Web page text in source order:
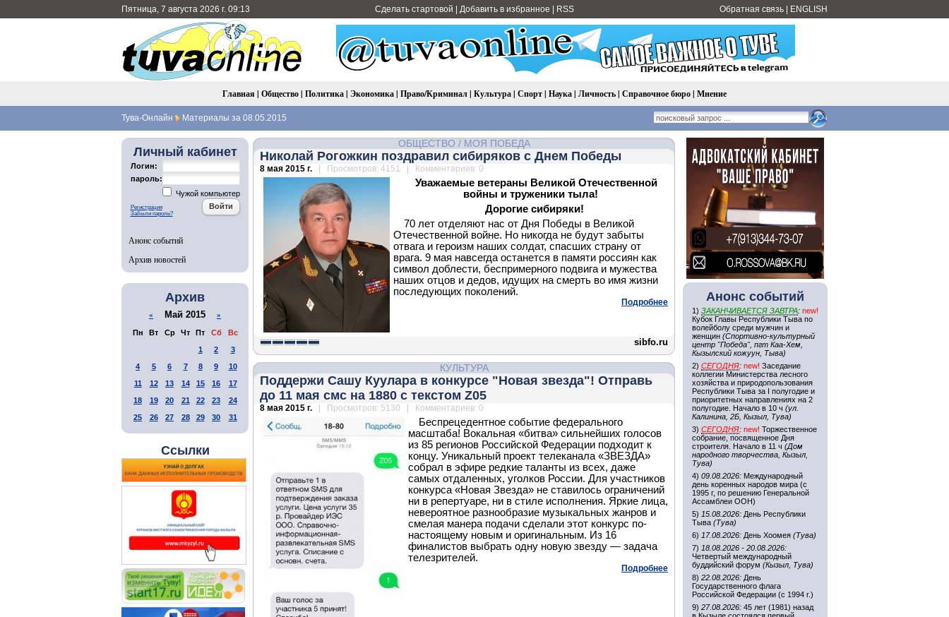
Пятница, 7 августа 2026 г. 09:13 Сделать стартовой Добавить в избранное RSS Обратная связь ENGLISH
Главная | Общество| Политика| Экономика| Право/Криминал| Культура| Спорт| Наука| Личность| Справочное бюро| Мнение
Тува-Онлайн Материалы за 08.05.2015
Личный кабинет
Логин:
пароль:
Чужой компьютер
Регистрация
Забыли пароль?
Анонс событий
Архив новостей
Архив
« Май 2015 »
Пн Вт Ср Чт Пт Сб
Вс
1
2
3
4
5 6 7 8 9
10
11
12 13 14 15 16
17
18
19 20 21 22 23
24
25
26 27 28 29 30 31
Ссылки
ОБЩЕСТВО / МОЯ ПОБЕДА
Николай Рогожкин поздравил сибиряков с Днем Победы
8 мая 2015 г. | Просмотров: 4151 | Комментариев: 0
Уважаемые ветераны Великой Отечественной
войны и труженики тыла!
Дорогие сибиряки!
70 лет отделяют нас от Дня Победы в Великой
Отечественной войне. Но никогда не будут забыты
отвага и героизм наших солдат, спасших страну от
врага. 9 мая навсегда останется в памяти россиян как
символ доблести, беспримерного подвига и мужества
наших отцов и дедов, идущих на смерть во имя жизни
последующих поколений.
Подробнее
sibfo.ru
КУЛЬТУРА
Поддержи Сашу Куулара в конкурсе "Новая звезда"! Отправь
до 11 мая смс на 1880 с текстом Z05
8 мая 2015 г. | Просмотров: 5130 | Комментариев: 0
Беспрецедентное событие федерального
масштаба! Вокальная «битва» сильнейших голосов
из 85 регионов Российской Федерации подходит к
концу. Уникальный проект телеканала «ЗВЕЗДА»
собрал в эфире редкие таланты из всех, даже
самых отдаленных, уголков России. Для участников
конкурса «Новая Звезда» не ставилось ограничений
ни в репертуаре, ни в стиле исполнения. Яркие лица,
невероятное разнообразие музыкальных жанров и
смелая манера подачи сделали этот конкурс по-
настоящему новым и оригинальным. Из 16
финалистов выбрать одну новую звезду — задача
телезрителей.
Подробнее
Анонс событий
1) ЗАКАНЧИВАЕТСЯ ЗАВТРА: new!
Кубок Главы Республики Тыва по
волейболу среди мужчин и
женщин (Спортивно-культурный
центр "Победа", пгт Каа-Хем,
Кызылский кожуун, Тыва)
2) СЕГОДНЯ: new! Заседание
коллегии Министерства лесного
хозяйства и природопользования
Республики Тыва за I полугодие и
приоритетных направлениях на 2
полугодие. Начало в 10 ч (ул.
Калинина, 2Б, Кызыл, Тува)
3) СЕГОДНЯ: new! Торжественное
собрание, посвященное Дня
строителя. Начало в 11 ч (Дом
народного творчества, Кызыл,
Тува)
4) 09.08.2026: Международный
день коренных народов мира (с
1995 г, по решению Генеральной
Ассамблеи ООН)
5) 15.08.2026: День Республики
Тыва (Тува)
6) 17.08.2026: День Хоомея (Тува)
7) 18.08.2026 - 20.08.2026:
Четвертый международный
буддийский форум (Кызыл, Тува)
8) 22.08.2026: День
Государственного флага
Российской Федерации (с 1994 г.)
9) 27.08.2026: 45 лет (1981) назад